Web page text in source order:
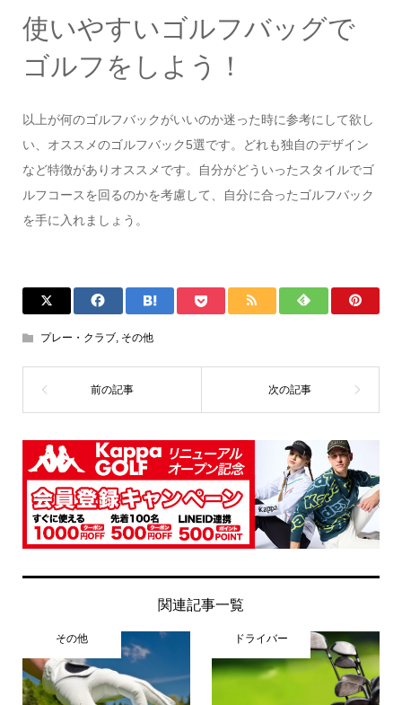
使いやすいゴルフバッグで
ゴルフをしよう！
以上が何のゴルフバックがいいのか迷った時に参考にして欲し
い、オススメのゴルフバック5選です。どれも独自のデザイン
など特徴がありオススメです。自分がどういったスタイルでゴ
ルフコースを回るのかを考慮して、自分に合ったゴルフバック
を手に入れましょう。
プレー・クラブ, その他
関連記事一覧
その他 ドライバー